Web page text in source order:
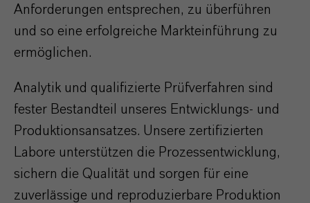
Anforderungen entsprechen, zu überführen
und so eine erfolgreiche Markteinführung zu
ermöglichen.
Analytik und qualifizierte Prüfverfahren sind
fester Bestandteil unseres Entwicklungs- und
Produktionsansatzes. Unsere zertifizierten
Labore unterstützen die Prozessentwicklung,
sichern die Qualität und sorgen für eine
zuverlässige und reproduzierbare Produktion